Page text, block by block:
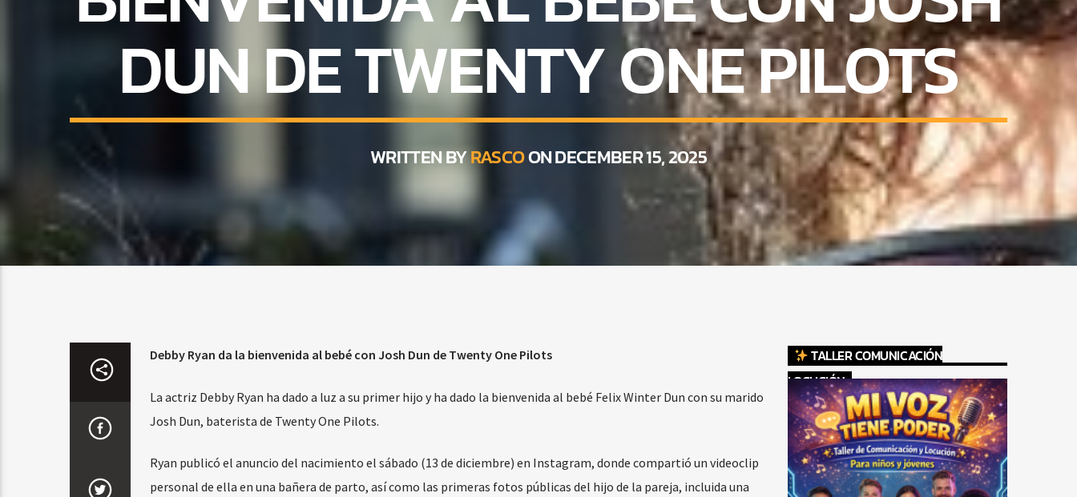
DUN DE TWENTY ONE PILOTS
WRITTEN BYRASCOON DECEMBER 15, 2025
Debby Ryan da la bienvenida al bebé con Josh Dun de Twenty One Pilots
La actriz Debby Ryan ha dado a luz a su primer hijo y ha dado la bienvenida al bebé Felix Winter Dun con su marido
Josh Dun, baterista de Twenty One Pilots.
Ryan publicó el anuncio del nacimiento el sábado (13 de diciembre) en Instagram, donde compartió un videoclip
personal de ella en una bañera de parto, así como las primeras fotos públicas del hijo de la pareja, incluida una
TALLER COMUNICACIÓN
LOCUCIÓN